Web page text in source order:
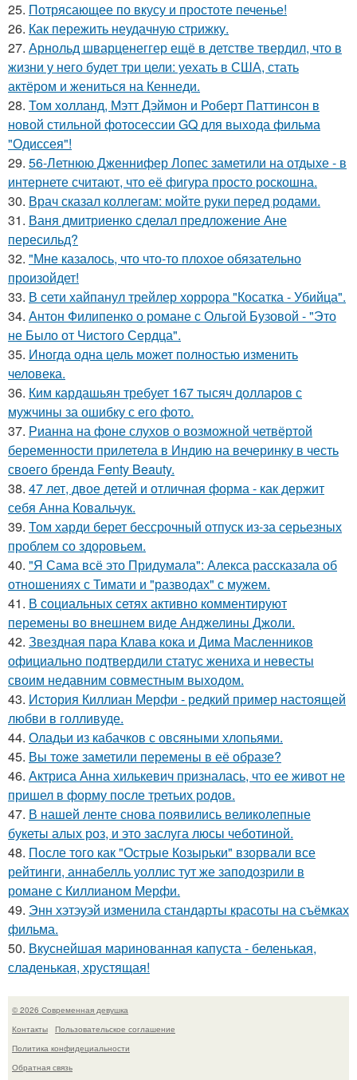
25. Потрясающее по вкусу и простоте печенье!
26. Как пережить неудачную стрижку.
27. Арнольд шварценеггер ещё в детстве твердил, что в
жизни у него будет три цели: уехать в США, стать
актёром и жениться на Кеннеди.
28. Том холланд, Мэтт Дэймон и Роберт Паттинсон в
новой стильной фотосессии GQ для выхода фильма
"Одиссея"!
29. 56-Летнюю Дженнифер Лопес заметили на отдыхе - в
интернете считают, что её фигура просто роскошна.
30. Врач сказал коллегам: мойте руки перед родами.
31. Ваня дмитриенко сделал предложение Ане
пересильд?
32. "Мне казалось, что что-то плохое обязательно
произойдет!
33. В сети хайпанул трейлер хоррора "Косатка - Убийца".
34. Антон Филипенко о романе с Ольгой Бузовой - "Это
не Было от Чистого Сердца".
35. Иногда одна цель может полностью изменить
человека.
36. Ким кардашьян требует 167 тысяч долларов с
мужчины за ошибку с его фото.
37. Рианна на фоне слухов о возможной четвёртой
беременности прилетела в Индию на вечеринку в честь
своего бренда Fenty Beauty.
38. 47 лет, двое детей и отличная форма - как держит
себя Анна Ковальчук.
39. Том харди берет бессрочный отпуск из-за серьезных
проблем со здоровьем.
40. "Я Сама всё это Придумала": Алекса рассказала об
отношениях с Тимати и "разводах" с мужем.
41. В социальных сетях активно комментируют
перемены во внешнем виде Анджелины Джоли.
42. Звездная пара Клава кока и Дима Масленников
официально подтвердили статус жениха и невесты
своим недавним совместным выходом.
43. История Киллиан Мерфи - редкий пример настоящей
любви в голливуде.
44. Оладьи из кабачков с овсяными хлопьями.
45. Вы тоже заметили перемены в её образе?
46. Актриса Анна хилькевич призналась, что ее живот не
пришел в форму после третьих родов.
47. В нашей ленте снова появились великолепные
букеты алых роз, и это заслуга люсы чеботиной.
48. После того как "Острые Козырьки" взорвали все
рейтинги, аннабелль уоллис тут же заподозрили в
романе с Киллианом Мерфи.
49. Энн хэтэуэй изменила стандарты красоты на съёмках
фильма.
50. Вкуснейшая маринованная капуста - беленькая,
сладенькая, хрустящая!
© 2026 Современная девушка
Контакты
Пользовательское соглашение
Политика конфидециальности
Обратная связь